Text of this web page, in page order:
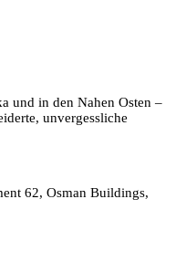
und in den Nahen Osten –
unvergessliche
62, Osman Buildings,